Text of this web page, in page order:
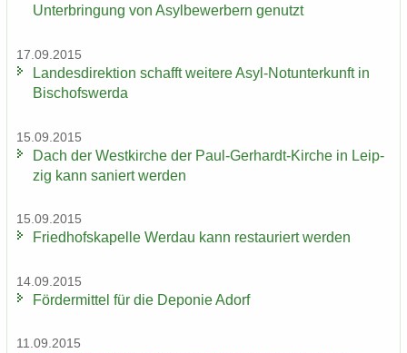
Un­ter­brin­gung von Asyl­be­wer­bern ge­nutzt
17.09.2015
Lan­des­di­rek­ti­on schafft wei­te­re Asyl-​Notunterkunft in
Bi­schofs­wer­da
15.09.2015
Dach der West­kir­che der Paul-​Gerhardt-Kirche in Leip­
zig kann sa­niert wer­den
15.09.2015
Fried­hofs­ka­pel­le Wer­dau kann re­stau­riert wer­den
14.09.2015
För­der­mit­tel für die De­po­nie Adorf
11.09.2015